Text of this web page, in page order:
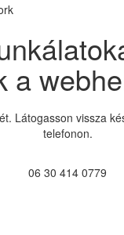
a
Látogasson vissza
telefonon.
06 30 414 0779